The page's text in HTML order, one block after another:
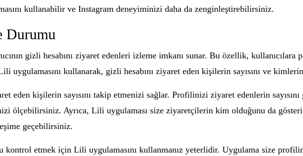
kullanabilir ve Instagram deneyiminizi daha da zenginleştirebilirsiniz.
Durumu
gizli hesabını ziyaret edenleri izleme imkanı sunar. Bu özellik,
uygulamasını kullanarak, gizli hesabını ziyaret eden kişilerin sayısını ve
eden kişilerin sayısını takip etmenizi sağlar. Profilinizi ziyaret edenlerin
ölçebilirsiniz. Ayrıca, Lili uygulaması size ziyaretçilerin kim olduğunu da
geçebilirsiniz.
kontrol etmek için Lili uygulamasını kullanmanız yeterlidir. Uygulama size